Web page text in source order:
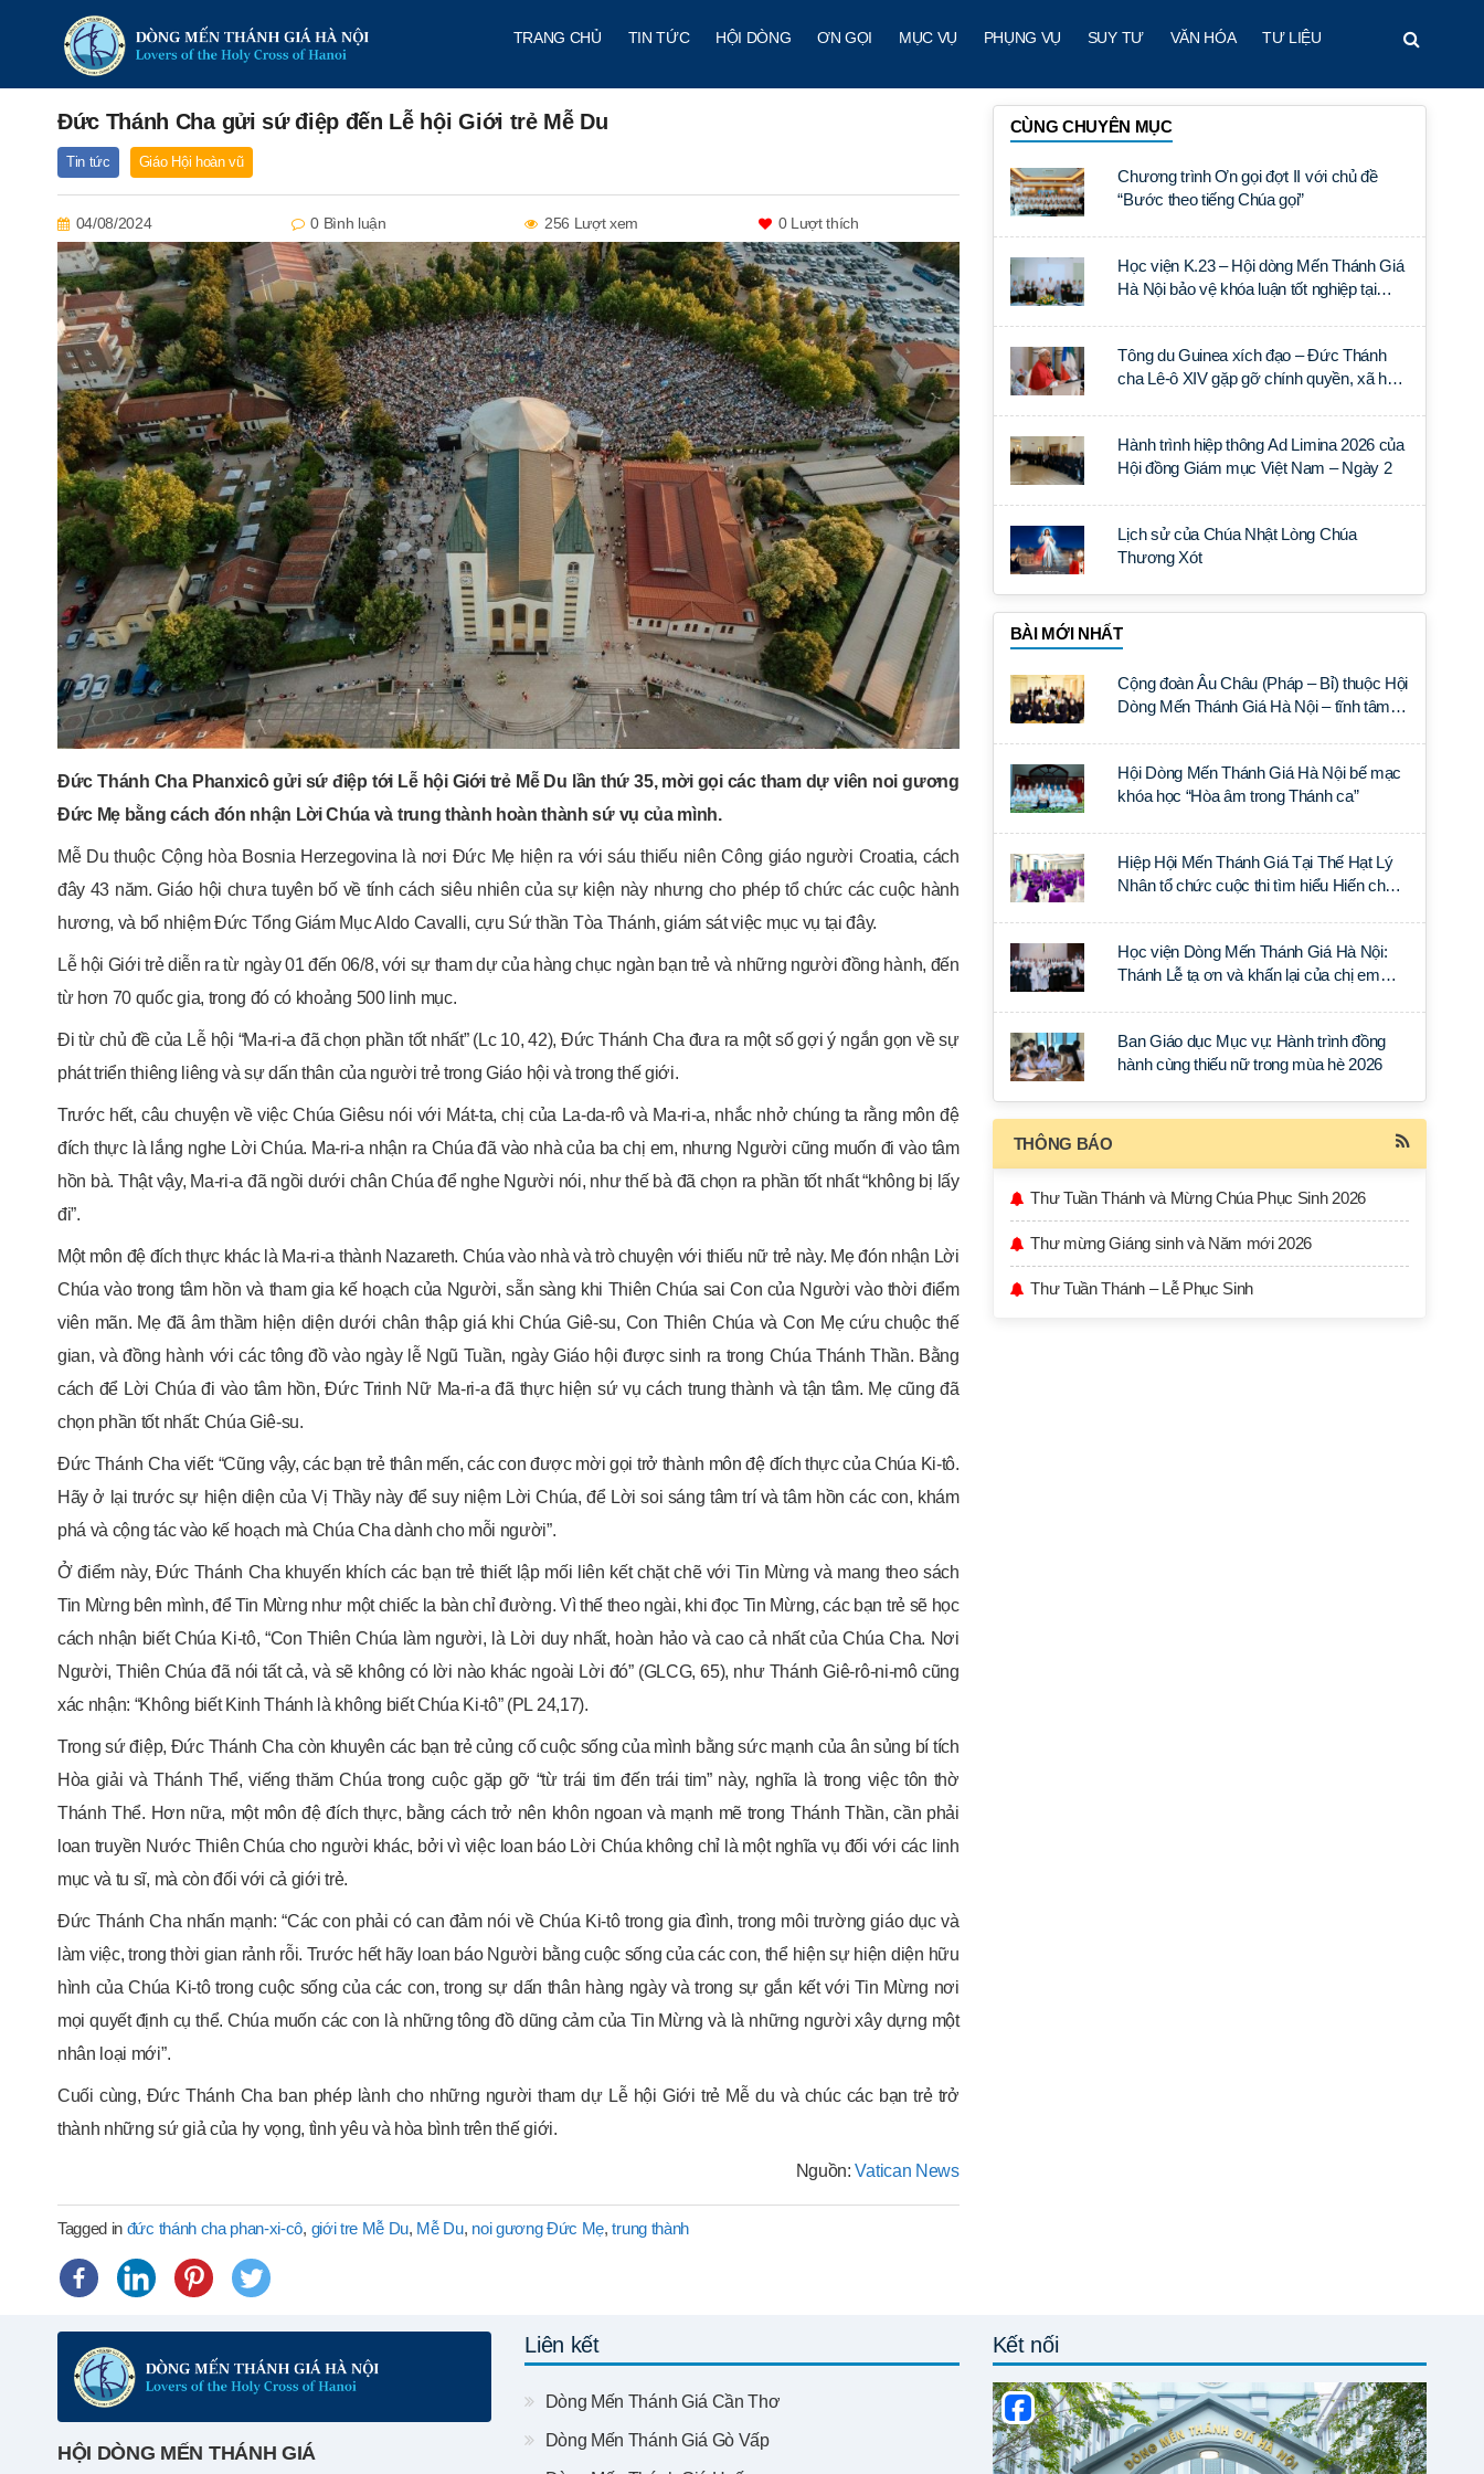
TRANG CHỦ TIN TỨC HỘI DÒNG ƠN GỌI MỤC VỤ PHỤNG VỤ SUY TƯ VĂN HÓA TƯ LIỆU
Đức Thánh Cha gửi sứ điệp đến Lễ hội Giới trẻ Mễ Du
Tin tức Giáo Hội hoàn vũ
04/08/2024 0 Bình luận 256 Lượt xem 0Lượt thích
Đức Thánh Cha Phanxicô gửi sứ điệp tới Lễ hội Giới trẻ Mễ Du lần thứ 35, mời gọi các tham dự viên noi gương
Đức Mẹ bằng cách đón nhận Lời Chúa và trung thành hoàn thành sứ vụ của mình.
Mễ Du thuộc Cộng hòa Bosnia Herzegovina là nơi Đức Mẹ hiện ra với sáu thiếu niên Công giáo người Croatia, cách
đây 43 năm. Giáo hội chưa tuyên bố về tính cách siêu nhiên của sự kiện này nhưng cho phép tổ chức các cuộc hành
hương, và bổ nhiệm Đức Tổng Giám Mục Aldo Cavalli, cựu Sứ thần Tòa Thánh, giám sát việc mục vụ tại đây.
Lễ hội Giới trẻ diễn ra từ ngày 01 đến 06/8, với sự tham dự của hàng chục ngàn bạn trẻ và những người đồng hành, đến
từ hơn 70 quốc gia, trong đó có khoảng 500 linh mục.
Đi từ chủ đề của Lễ hội “Ma-ri-a đã chọn phần tốt nhất” (Lc 10, 42), Đức Thánh Cha đưa ra một số gợi ý ngắn gọn về sự
phát triển thiêng liêng và sự dấn thân của người trẻ trong Giáo hội và trong thế giới.
Trước hết, câu chuyện về việc Chúa Giêsu nói với Mát-ta, chị của La-da-rô và Ma-ri-a, nhắc nhở chúng ta rằng môn đệ
đích thực là lắng nghe Lời Chúa. Ma-ri-a nhận ra Chúa đã vào nhà của ba chị em, nhưng Người cũng muốn đi vào tâm
hồn bà. Thật vậy, Ma-ri-a đã ngồi dưới chân Chúa để nghe Người nói, như thế bà đã chọn ra phần tốt nhất “không bị lấy
đi”.
Một môn đệ đích thực khác là Ma-ri-a thành Nazareth. Chúa vào nhà và trò chuyện với thiếu nữ trẻ này. Mẹ đón nhận Lời
Chúa vào trong tâm hồn và tham gia kế hoạch của Người, sẵn sàng khi Thiên Chúa sai Con của Người vào thời điểm
viên mãn. Mẹ đã âm thầm hiện diện dưới chân thập giá khi Chúa Giê-su, Con Thiên Chúa và Con Mẹ cứu chuộc thế
gian, và đồng hành với các tông đồ vào ngày lễ Ngũ Tuần, ngày Giáo hội được sinh ra trong Chúa Thánh Thần. Bằng
cách để Lời Chúa đi vào tâm hồn, Đức Trinh Nữ Ma-ri-a đã thực hiện sứ vụ cách trung thành và tận tâm. Mẹ cũng đã
chọn phần tốt nhất: Chúa Giê-su.
Đức Thánh Cha viết: “Cũng vậy, các bạn trẻ thân mến, các con được mời gọi trở thành môn đệ đích thực của Chúa Ki-tô.
Hãy ở lại trước sự hiện diện của Vị Thầy này để suy niệm Lời Chúa, để Lời soi sáng tâm trí và tâm hồn các con, khám
phá và cộng tác vào kế hoạch mà Chúa Cha dành cho mỗi người”.
Ở điểm này, Đức Thánh Cha khuyến khích các bạn trẻ thiết lập mối liên kết chặt chẽ với Tin Mừng và mang theo sách
Tin Mừng bên mình, để Tin Mừng như một chiếc la bàn chỉ đường. Vì thế theo ngài, khi đọc Tin Mừng, các bạn trẻ sẽ học
cách nhận biết Chúa Ki-tô, “Con Thiên Chúa làm người, là Lời duy nhất, hoàn hảo và cao cả nhất của Chúa Cha. Nơi
Người, Thiên Chúa đã nói tất cả, và sẽ không có lời nào khác ngoài Lời đó” (GLCG, 65), như Thánh Giê-rô-ni-mô cũng
xác nhận: “Không biết Kinh Thánh là không biết Chúa Ki-tô” (PL 24,17).
Trong sứ điệp, Đức Thánh Cha còn khuyên các bạn trẻ củng cố cuộc sống của mình bằng sức mạnh của ân sủng bí tích
Hòa giải và Thánh Thể, viếng thăm Chúa trong cuộc gặp gỡ “từ trái tim đến trái tim” này, nghĩa là trong việc tôn thờ
Thánh Thể. Hơn nữa, một môn đệ đích thực, bằng cách trở nên khôn ngoan và mạnh mẽ trong Thánh Thần, cần phải
loan truyền Nước Thiên Chúa cho người khác, bởi vì việc loan báo Lời Chúa không chỉ là một nghĩa vụ đối với các linh
mục và tu sĩ, mà còn đối với cả giới trẻ.
Đức Thánh Cha nhấn mạnh: “Các con phải có can đảm nói về Chúa Ki-tô trong gia đình, trong môi trường giáo dục và
làm việc, trong thời gian rảnh rỗi. Trước hết hãy loan báo Người bằng cuộc sống của các con, thể hiện sự hiện diện hữu
hình của Chúa Ki-tô trong cuộc sống của các con, trong sự dấn thân hàng ngày và trong sự gắn kết với Tin Mừng nơi
mọi quyết định cụ thể. Chúa muốn các con là những tông đồ dũng cảm của Tin Mừng và là những người xây dựng một
nhân loại mới”.
Cuối cùng, Đức Thánh Cha ban phép lành cho những người tham dự Lễ hội Giới trẻ Mễ du và chúc các bạn trẻ trở
thành những sứ giả của hy vọng, tình yêu và hòa bình trên thế giới.
Nguồn:Vatican News
Tagged in đức thánh cha phan-xi-cô, giới tre Mễ Du, Mễ Du, noi gương Đức Mẹ,trung thành
CÙNG CHUYÊN MỤC
Chương trình Ơn gọi đợt II với chủ đề
“Bước theo tiếng Chúa gọi”
Học viện K.23 – Hội dòng Mến Thánh Giá
Hà Nội bảo vệ khóa luận tốt nghiệp tại
Tông du Guinea xích đạo – Đức Thánh
cha Lê-ô XIV gặp gỡ chính quyền, xã hội
Hành trình hiệp thông Ad Limina 2026 của
Hội đồng Giám mục Việt Nam – Ngày 2
Lịch sử của Chúa Nhật Lòng Chúa
Thương Xót
BÀI MỚI NHẤT
Cộng đoàn Âu Châu (Pháp – Bỉ) thuộc Hội
Dòng Mến Thánh Giá Hà Nội – tĩnh tâm
Hội Dòng Mến Thánh Giá Hà Nội bế mạc
khóa học “Hòa âm trong Thánh ca”
Hiệp Hội Mến Thánh Giá Tại Thế Hạt Lý
Nhân tổ chức cuộc thi tìm hiểu Hiến chế
Học viện Dòng Mến Thánh Giá Hà Nội:
Thánh Lễ tạ ơn và khấn lại của chị em
Ban Giáo dục Mục vụ: Hành trình đồng
hành cùng thiếu nữ trong mùa hè 2026
THÔNG BÁO
Thư Tuần Thánh và Mừng Chúa Phục Sinh 2026
Thư mừng Giáng sinh và Năm mới 2026
Thư Tuần Thánh – Lễ Phục Sinh
HỘI DÒNG MẾN THÁNH GIÁ
Liên kết
Dòng Mến Thánh Giá Cần Thơ
Dòng Mến Thánh Giá Gò Vấp
Kết nối